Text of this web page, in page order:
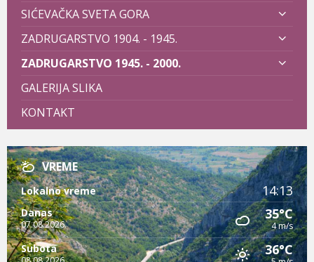
SIĆEVAČKA SVETA GORA
ZADRUGARSTVO 1904. - 1945.
ZADRUGARSTVO 1945. - 2000.
GALERIJA SLIKA
KONTAKT
VREME
Lokalno vreme 14:13
Danas
07.08.2026.
35°C
4 m/s
Subota 36°C